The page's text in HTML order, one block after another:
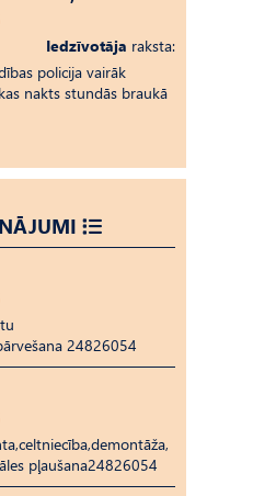
Iedzīvotāja raksta:
policija vairāk
nakts stundās braukā
24826054
pļaušana24826054